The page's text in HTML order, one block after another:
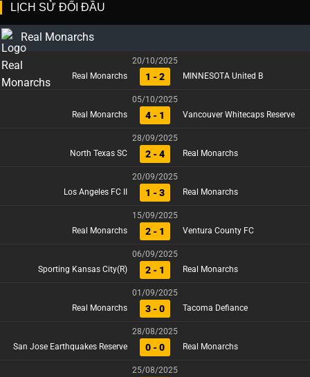
LỊCH SỬ ĐỐI ĐẦU
Real Monarchs
20/10/2025
Real Monarchs
1 - 2 MINNESOTA United B
05/10/2025
Real Monarchs
4 - 1 Vancouver Whitecaps Reserve
28/09/2025
North Texas SC
2 - 4 Real Monarchs
20/09/2025
Los Angeles FC II
1 - 3 Real Monarchs
15/09/2025
Real Monarchs
2 - 1 Ventura County FC
06/09/2025
Sporting Kansas City(R)
2 - 1 Real Monarchs
01/09/2025
Real Monarchs
3 - 0 Tacoma Defiance
28/08/2025
San Jose Earthquakes Reserve
0 - 0 Real Monarchs
25/08/2025